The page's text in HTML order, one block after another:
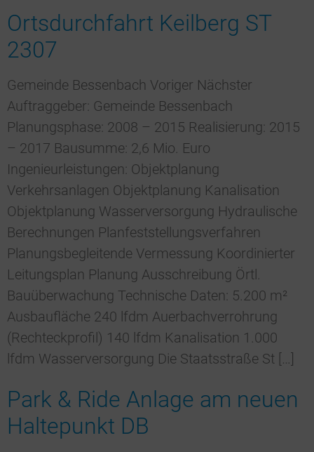
Ortsdurchfahrt Keilberg ST
2307
Gemeinde Bessenbach Voriger Nächster
Auftraggeber: Gemeinde Bessenbach
Planungsphase: 2008 – 2015 Realisierung: 2015
– 2017 Bausumme: 2,6 Mio. Euro
Ingenieurleistungen: Objektplanung
Verkehrsanlagen Objektplanung Kanalisation
Objektplanung Wasserversorgung Hydraulische
Berechnungen Planfeststellungsverfahren
Planungsbegleitende Vermessung Koordinierter
Leitungsplan Planung Ausschreibung Örtl.
Bauüberwachung Technische Daten: 5.200 m²
Ausbaufläche 240 lfdm Auerbachverrohrung
(Rechteckprofil) 140 lfdm Kanalisation 1.000
lfdm Wasserversorgung Die Staatsstraße St […]
Park & Ride Anlage am neuen
Haltepunkt DB